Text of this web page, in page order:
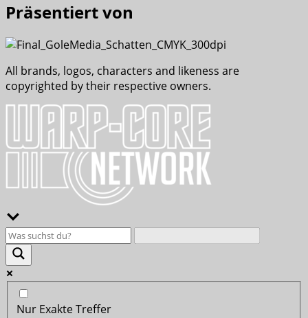
Präsentiert von
All brands, logos, characters and likeness are
copyrighted by their respective owners.
Nur Exakte Treffer